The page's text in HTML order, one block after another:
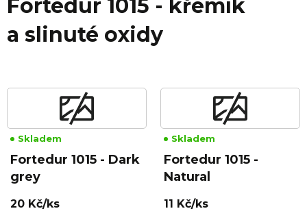
Fortedur 1015 - křemík
a slinuté oxidy
Skladem
Fortedur 1015 - Dark
grey
20 Kč/ks
Skladem
Fortedur 1015 -
Natural
11 Kč/ks